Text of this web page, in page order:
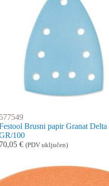
577549
Brusni papir Granat Delta
100
70,05€ (PDV uključen)